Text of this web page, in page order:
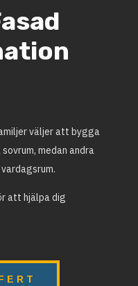
väljer att bygga
medan andra
att hjälpa dig